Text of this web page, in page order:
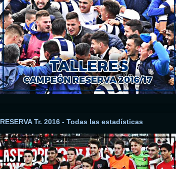
RESERVA Tr. 2016 - Todas las estadísticas